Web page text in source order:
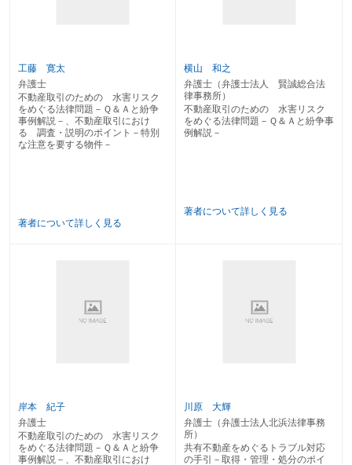
工藤 寛太
弁護士
不動産取引のための 水害リスク
をめぐる法律問題－Ｑ＆Ａと紛争
事例解説－、不動産取引におけ
る 調査・説明のポイント－特別
な注意を要する物件－
著者について詳しく見る
横山 和之
弁護士（弁護士法人 賢誠総合法
律事務所）
不動産取引のための 水害リスク
をめぐる法律問題－Ｑ＆Ａと紛争事
例解説－
著者について詳しく見る
岸本 紀子
弁護士
不動産取引のための 水害リスク
をめぐる法律問題－Ｑ＆Ａと紛争
事例解説－、不動産取引におけ
川原 大輝
弁護士（弁護士法人北浜法律事務
所）
共有不動産をめぐるトラブル対応
の手引－取得・管理・処分のポイ